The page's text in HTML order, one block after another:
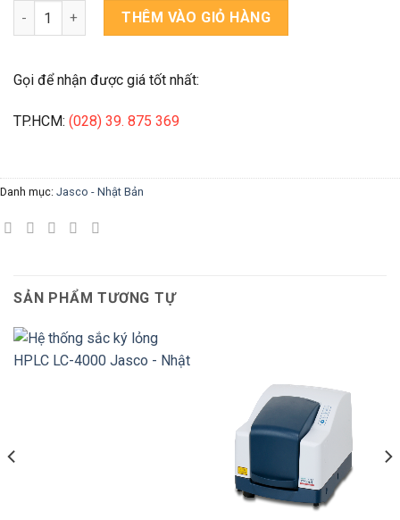
MÁY ĐO PHỔ HỒNG NGOẠI FTIR-8X - Jasco (Sao chép) số
THÊM VÀO GIỎ HÀNG
Gọi để nhận được giá tốt nhất:
TP.HCM: (028) 39. 875 369
Danh mục: Jasco - Nhật Bản
SẢN PHẨM TƯƠNG TỰ